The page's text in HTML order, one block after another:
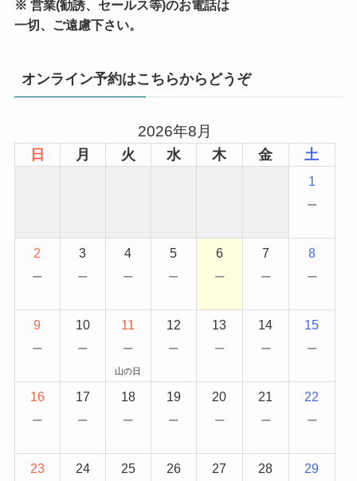
※ 営業(勧誘、セールス等)のお電話は
一切、ご遠慮下さい。
オンライン予約はこちらからどうぞ
2026年8月
日 月 火 水 木 金 土
1
−
2
−
3
−
4
−
5
−
6
−
7
−
8
−
9
−
10
−
11
−
山の日
12
−
13
−
14
−
15
−
16
−
17
−
18
−
19
−
20
−
21
−
22
−
23 24 25 26 27 28 29